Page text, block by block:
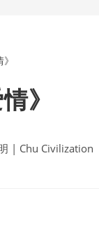
》
| Chu Civilization